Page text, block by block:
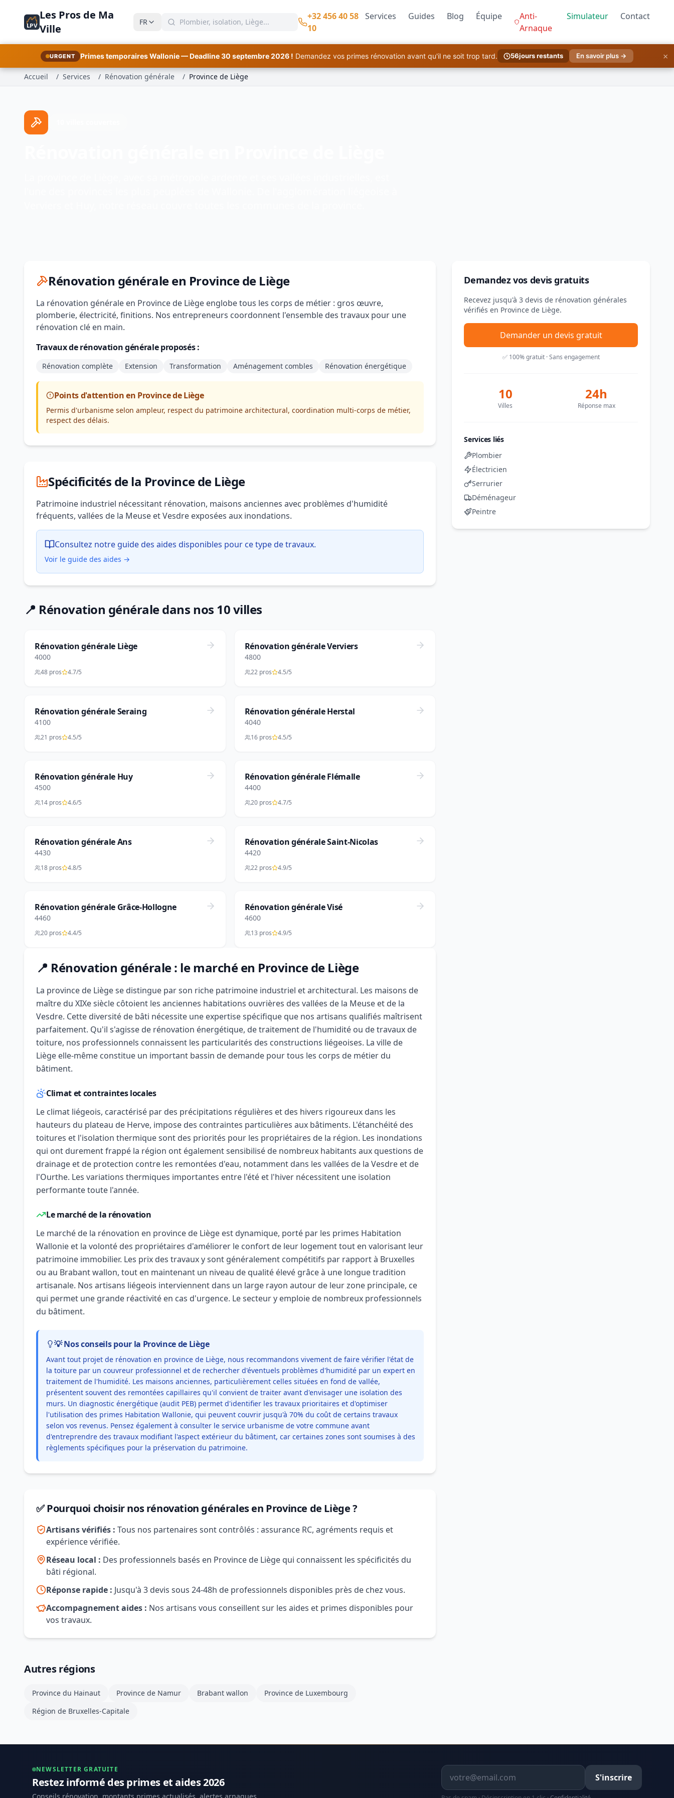
LPV
Les Pros de Ma
Ville
FR
+32 456 40 58
10
Services Guides Blog Équipe
Anti-
Arnaque
Simulateur Contact
URGENT Primes temporaires Wallonie — Deadline 30 septembre 2026 ! Demandez vos primes rénovation avant qu'il ne soit trop tard. 56jours restants En savoir plus → ×
Accueil / Services / Rénovation générale / Province de Liège
Rénovation générale en Province de Liège
La rénovation générale en Province de Liège englobe tous les corps de métier : gros œuvre,
plomberie, électricité, finitions. Nos entrepreneurs coordonnent l'ensemble des travaux pour une
rénovation clé en main.
Travaux de rénovation générale proposés :
Rénovation complète Extension Transformation Aménagement combles Rénovation énergétique
Points d'attention en Province de Liège
Permis d'urbanisme selon ampleur, respect du patrimoine architectural, coordination multi-corps de métier,
respect des délais.
Spécificités de la Province de Liège
Patrimoine industriel nécessitant rénovation, maisons anciennes avec problèmes d'humidité
fréquents, vallées de la Meuse et Vesdre exposées aux inondations.
Consultez notre guide des aides disponibles pour ce type de travaux.
Voir le guide des aides →
📍 Rénovation générale dans nos 10 villes
Rénovation générale Liège
4000
48 pros 4.7/5
Rénovation générale Verviers
4800
22 pros 4.5/5
Rénovation générale Seraing
4100
21 pros 4.5/5
Rénovation générale Herstal
4040
16 pros 4.5/5
Rénovation générale Huy
4500
14 pros 4.6/5
Rénovation générale Flémalle
4400
20 pros 4.7/5
Rénovation générale Ans
4430
18 pros 4.8/5
Rénovation générale Saint-Nicolas
4420
22 pros 4.9/5
Rénovation générale Grâce-Hollogne
4460
20 pros 4.4/5
Rénovation générale Visé
4600
13 pros 4.9/5
📍 Rénovation générale : le marché en Province de Liège
La province de Liège se distingue par son riche patrimoine industriel et architectural. Les maisons de
maître du XIXe siècle côtoient les anciennes habitations ouvrières des vallées de la Meuse et de la
Vesdre. Cette diversité de bâti nécessite une expertise spécifique que nos artisans qualifiés maîtrisent
parfaitement. Qu'il s'agisse de rénovation énergétique, de traitement de l'humidité ou de travaux de
toiture, nos professionnels connaissent les particularités des constructions liégeoises. La ville de
Liège elle-même constitue un important bassin de demande pour tous les corps de métier du
bâtiment.
Climat et contraintes locales
Le climat liégeois, caractérisé par des précipitations régulières et des hivers rigoureux dans les
hauteurs du plateau de Herve, impose des contraintes particulières aux bâtiments. L'étanchéité des
toitures et l'isolation thermique sont des priorités pour les propriétaires de la région. Les inondations
qui ont durement frappé la région ont également sensibilisé de nombreux habitants aux questions de
drainage et de protection contre les remontées d'eau, notamment dans les vallées de la Vesdre et de
l'Ourthe. Les variations thermiques importantes entre l'été et l'hiver nécessitent une isolation
performante toute l'année.
Le marché de la rénovation
Le marché de la rénovation en province de Liège est dynamique, porté par les primes Habitation
Wallonie et la volonté des propriétaires d'améliorer le confort de leur logement tout en valorisant leur
patrimoine immobilier. Les prix des travaux y sont généralement compétitifs par rapport à Bruxelles
ou au Brabant wallon, tout en maintenant un niveau de qualité élevé grâce à une longue tradition
artisanale. Nos artisans liégeois interviennent dans un large rayon autour de leur zone principale, ce
qui permet une grande réactivité en cas d'urgence. Le secteur y emploie de nombreux professionnels
du bâtiment.
💡 Nos conseils pour la Province de Liège
Avant tout projet de rénovation en province de Liège, nous recommandons vivement de faire vérifier l'état de
la toiture par un couvreur professionnel et de rechercher d'éventuels problèmes d'humidité par un expert en
traitement de l'humidité. Les maisons anciennes, particulièrement celles situées en fond de vallée,
présentent souvent des remontées capillaires qu'il convient de traiter avant d'envisager une isolation des
murs. Un diagnostic énergétique (audit PEB) permet d'identifier les travaux prioritaires et d'optimiser
l'utilisation des primes Habitation Wallonie, qui peuvent couvrir jusqu'à 70% du coût de certains travaux
selon vos revenus. Pensez également à consulter le service urbanisme de votre commune avant
d'entreprendre des travaux modifiant l'aspect extérieur du bâtiment, car certaines zones sont soumises à des
règlements spécifiques pour la préservation du patrimoine.
✅ Pourquoi choisir nos rénovation générales en Province de Liège ?
Artisans vérifiés : Tous nos partenaires sont contrôlés : assurance RC, agréments requis et
expérience vérifiée.
Réseau local : Des professionnels basés en Province de Liège qui connaissent les spécificités du
bâti régional.
Réponse rapide : Jusqu'à 3 devis sous 24-48h de professionnels disponibles près de chez vous.
Accompagnement aides : Nos artisans vous conseillent sur les aides et primes disponibles pour
vos travaux.
Autres régions
Province du Hainaut Province de Namur Brabant wallon
Province de Luxembourg
Région de Bruxelles-Capitale
Demandez vos devis gratuits
Recevez jusqu'à 3 devis de rénovation générales
vérifiés en Province de Liège.
Demander un devis gratuit
✅ 100% gratuit · Sans engagement
10
Villes
24h
Réponse max
Services liés
Plombier
Électricien
Serrurier
Déménageur
Peintre
NEWSLETTER GRATUITE
Restez informé des primes et aides 2026
Adresse email
S'inscrire